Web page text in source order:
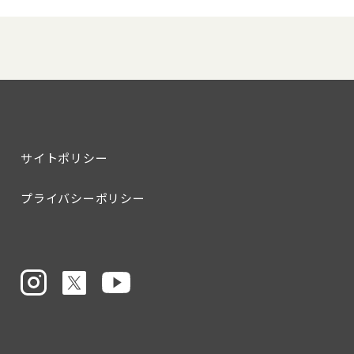
サイトポリシー
プライバシーポリシー